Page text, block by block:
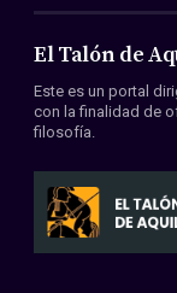
Acerca de
Miembros
Convenios
El Talón de
Este es un portal
con la finalidad de
filosofía.